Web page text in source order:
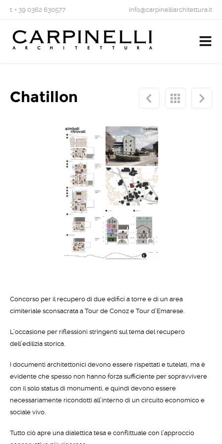
t. + 39 0362 630577 info@carpinelliarchitettura.it
Chatillon
Concorso per il recupero di due edifici a torre e di un area
cimiteriale sconsacrata a Tour de Conoz e Tour d’Emarese.
L’occasione per riflessioni stringenti sul tema del recupero
dell’edilizia storica.
I documenti architettonici devono essere rispettati e tutelati, ma è
evidente che spesso non hanno forza sufficiente per sopravvivere
con il solo status di monumenti, e quindi devono essere
necessariamente ricondotti all’interno di un circuito economico e
sociale vivo.
Tutto ciò apre una dialettica tesa e conflittuale con l’approccio